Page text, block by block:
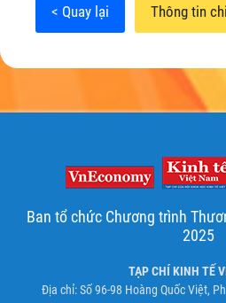
< Quay lại Thông tin
Ban tổ chức Chương trình
2025
TẠP CHÍ KINH TẾ
Địa chỉ: Số 96-98 Hoàng Quốc Việt,